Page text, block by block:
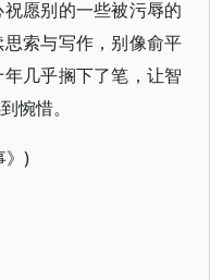
愿别的一些被污辱的
索与写作，别像俞平
几乎搁下了笔，让智
惋惜。
》)